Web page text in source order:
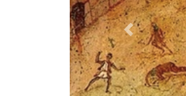
Previous